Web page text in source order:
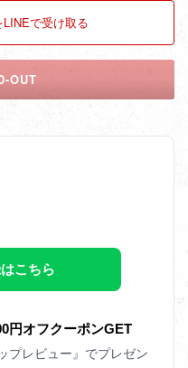
で受け取る
OUT
こちら
円オフクーポンGET
プレビュー』でプレゼン